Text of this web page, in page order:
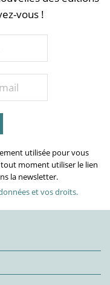
vous !
utilisée pour vous
moment utiliser le lien
la newsletter.
et vos droits.